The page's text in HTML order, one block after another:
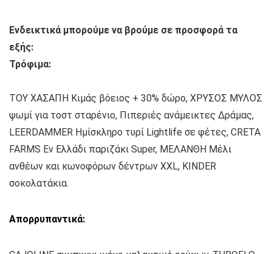
Ενδεικτικά μπορούμε να βρούμε σε προσφορά τα
εξής:
Τρόφιμα:
ΤΟΥ ΧΑΣΑΠΗ Κιμάς βόειος + 30% δώρο, ΧΡΥΣΟΣ ΜΥΛΟΣ
ψωμί για τοστ σταρένιο, Πιπεριές ανάμεικτες Δράμας,
LEERDAMMER Ημίσκληρο τυρί Lightlife σε φέτες, CRETA
FARMS Εν Ελλάδι παριζάκι Super, ΜΕΛΑΝΘΗ Μέλι
ανθέων και κωνοφόρων δέντρων XXL, KINDER
σοκολατάκια.
Απορρυπαντικά: